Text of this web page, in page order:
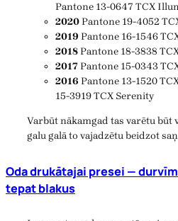
Pantone 13-0647 TCX
2020Pantone 19-4052
2019 Pantone 16-1546
2018Pantone 18-3838
2017Pantone 15-0343
2016 Pantone 13-1520
15-3919 TCX Serenity
Varbūt nākamgad tas varētu būt
galu galā to vajadzētu beidzot
Oda drukātajai presei —
tepat blakus